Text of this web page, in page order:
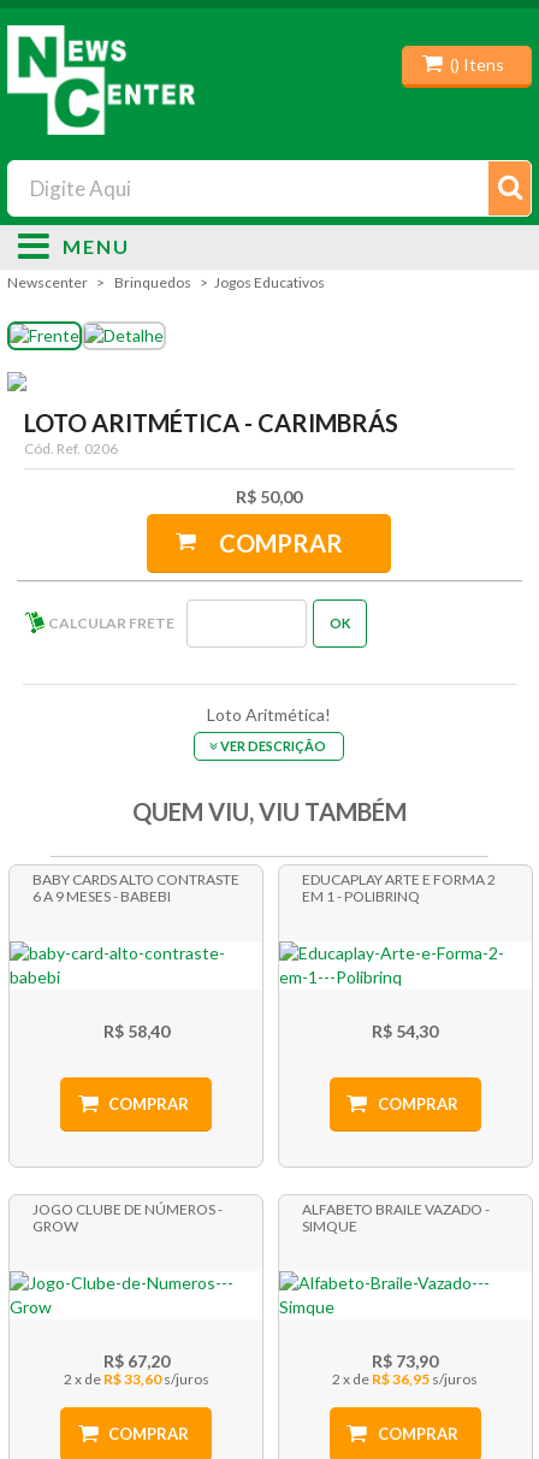
() Itens
MENU
Newscenter Brinquedos Jogos Educativos
LOTO ARITMÉTICA - CARIMBRÁS
Cód. Ref. 0206
R$ 50,00
COMPRAR
Loto Aritmética!
VER DESCRIÇÃO
QUEM VIU, VIU TAMBÉM
BABY CARDS ALTO CONTRASTE
6 A 9 MESES - BABEBI
R$ 58,40
COMPRAR
EDUCAPLAY ARTE E FORMA 2
EM 1 - POLIBRINQ
R$ 54,30
COMPRAR
JOGO CLUBE DE NÚMEROS -
GROW
R$ 67,20
2 x R$ 33,60
COMPRAR
ALFABETO BRAILE VAZADO -
SIMQUE
R$ 73,90
2 x R$ 36,95
COMPRAR